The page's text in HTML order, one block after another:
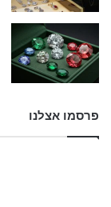
פרסמו אצלנו